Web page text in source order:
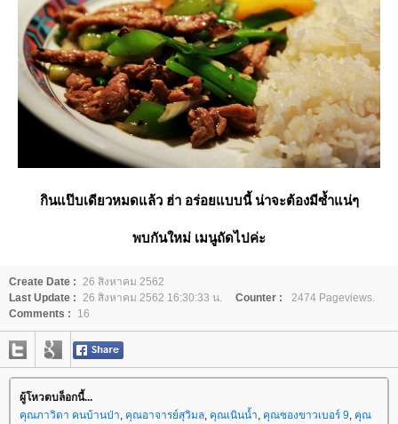
กินแป๊บเดียวหมดแล้ว ฮ่า อร่อยแบบนี้ น่าจะต้องมีซ้ำแน่ๆ
พบกันใหม่ เมนูถัดไปค่ะ
Create Date : 26 สิงหาคม 2562
Last Update : 26 สิงหาคม 2562 16:30:33 น. Counter :
2474 Pageviews.
Comments :
16
ผู้โหวตบล็อกนี้...
คุณภาวิดา คนบ้านป่า, คุณอาจารย์สุวิมล, คุณเนินน้ำ, คุณซองขาวเบอร์ 9, คุณ